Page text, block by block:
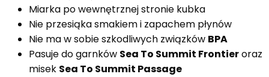
Miarka po wewnętrznej stronie kubka
Nie przesiąka smakiem i zapachem płynów
Nie ma w sobie szkodliwych związków BPA
Pasuje do garnków Sea To Summit Frontieroraz
misek Sea To Summit Passage